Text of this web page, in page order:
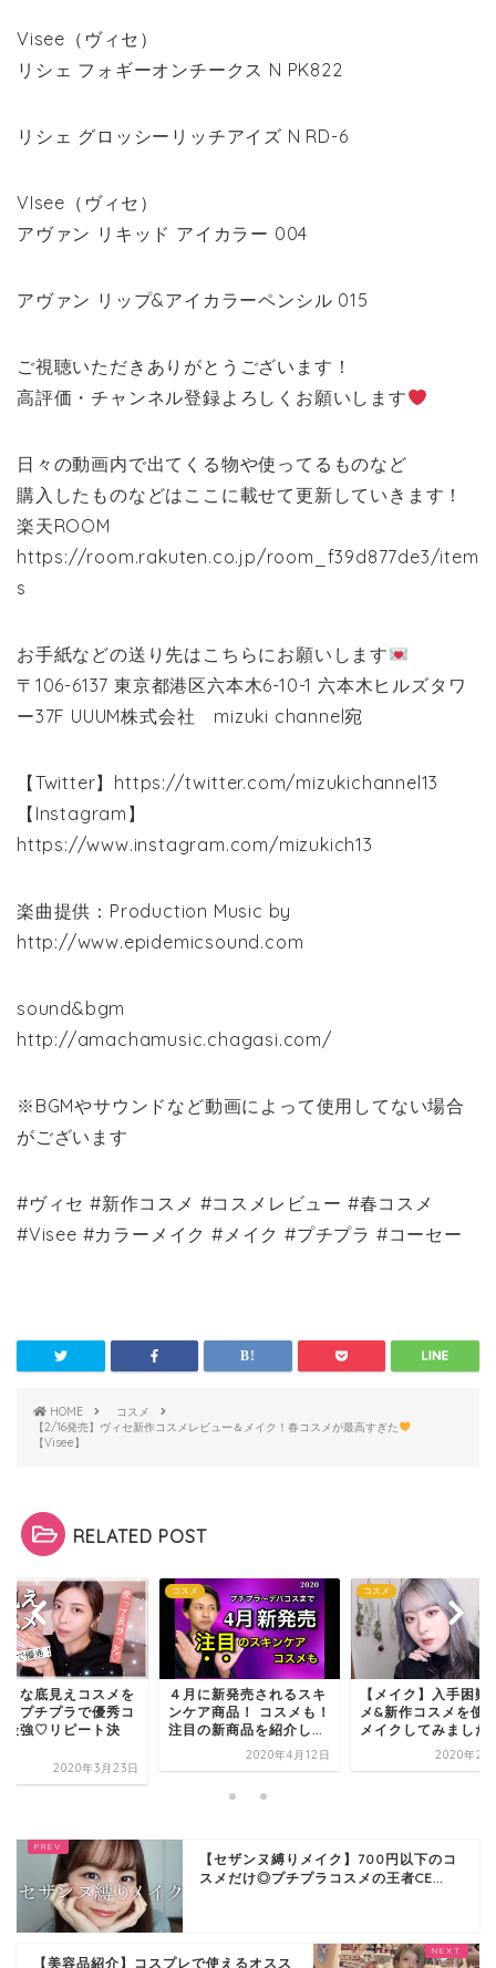
Visee（ヴィセ）
リシェ フォギーオンチークス N PK822
リシェ グロッシーリッチアイズ N RD-6
VIsee（ヴィセ）
アヴァン リキッド アイカラー 004
アヴァン リップ&アイカラーペンシル 015
ご視聴いただきありがとうございます！
高評価・チャンネル登録よろしくお願いします
日々の動画内で出てくる物や使ってるものなど
購入したものなどはここに載せて更新していきます！
楽天ROOM
https://room.rakuten.co.jp/room_f39d877de3/item
s
お手紙などの送り先はこちらにお願いします
〒106-6137 東京都港区六本木6-10-1 六本木ヒルズタワ
ー37F UUUM株式会社 mizuki channel宛
【Twitter】https://twitter.com/mizukichannel13
【Instagram】
https://www.instagram.com/mizukich13
楽曲提供：Production Music by
http://www.epidemicsound.com
sound&bgm
http://amachamusic.chagasi.com/
※BGMやサウンドなど動画によって使用してない場合
がございます
#ヴィセ #新作コスメ #コスメレビュー #春コスメ
#Visee #カラーメイク #メイク #プチプラ #コーセー
HOME
コスメ
【2/16発売】ヴィセ新作コスメレビュー＆メイク！春コスメが最高すぎた
【Visee】
RELATED POST
きな底見えコスメを
！プチプラで優秀コ
最強♡リピート決
2020年3月23日
コスメ
４月に新発売されるスキ
ンケア商品！ コスメも！
注目の新商品を紹介し...
2020年4月12日
コスメ
【メイク】入手困難
メ&新作コスメを使
メイクしてみました
2020年2
【セザンヌ縛りメイク】700円以下のコ
スメだけ◎プチプラコスメの王者CE...
【美容品紹介】コスプレで使えるオスス